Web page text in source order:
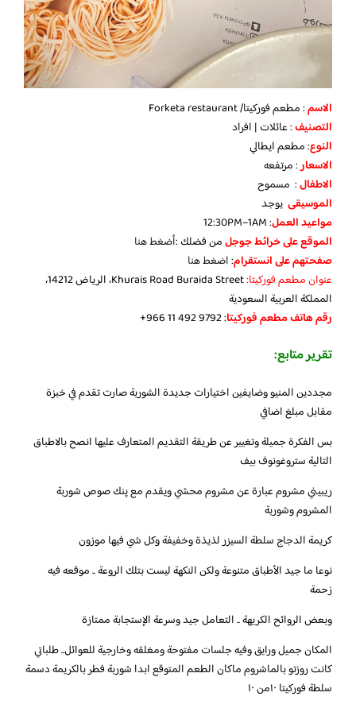
الاسم: مطعم فوركيتا/ Forketa restaurant
التصنيف: عائلات | افراد
النوع: مطعم ايطالي
الاسعار: مرتفعه
الاطفال: مسموح
الموسيقى يوجد
مواعيد العمل: 12:30PM–1AM
الموقع على خرائط جوجلمن فضلك :أضغط هنا
صفحتهم على انستقرام:اضغط هنا
عنوان مطعم فوركيتا:
Khurais Road Buraida Street، الرياض 14212،
المملكة العربية السعودية
رقم هاتف مطعم فوركيتا: ‪+966 11 492 9792‬‏
تقرير متابع:
مجددين المنيو وضايفين اختيارات جديدة الشوربة صارت تقدم في خبزة
مقابل مبلغ اضافي
بس الفكرة جميلة وتغيير عن طريقة التقديم المتعارف عليها انصح بالاطباق
التالية ستروغونوف بيف
ريبيني مشروم عبارة عن مشروم محشي ويقدم مع پنك صوص شوربة
المشروم وشوربة
كريمة الدجاج سلطة السيزر لذيذة وخفيفة وكل شي فيها موزون
نوعا ما جيد الأطباق متنوعة ولكن النكهة ليست بتلك الروعة .. موقعه فيه
زحمة
وبعض الروائح الكريهة .. التعامل جيد وسرعة الإستجابة ممتازة
المكان جميل ورايق وفيه جلسات مفتوحة ومغلقه وخارجية للعوائل.. طلباتي
كانت روزتو بالماشروم ماكان الطعم المتوقع ابدا شوربة فطر بالكريمة دسمة
سلطة فوركيتا ١٠من ١٠